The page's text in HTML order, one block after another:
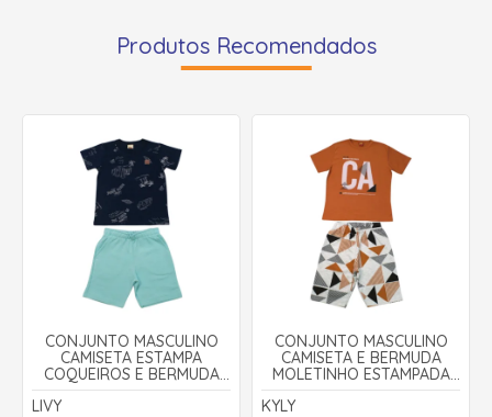
Produtos Recomendados
CONJUNTO MASCULINO
CAMISETA ESTAMPA
COQUEIROS E BERMUDA
MOLETINHO COQUEIROS
LIVY
CONJUNTO MASCULINO
CAMISETA E BERMUDA
MOLETINHO ESTAMPADA
1001100 - KYLY
KYLY